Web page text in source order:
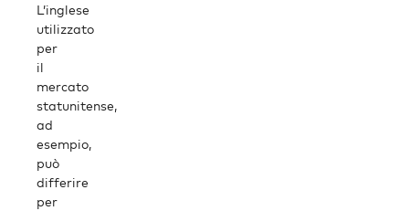
L’inglese
utilizzato
per
il
mercato
statunitense,
ad
esempio,
può
differire
per